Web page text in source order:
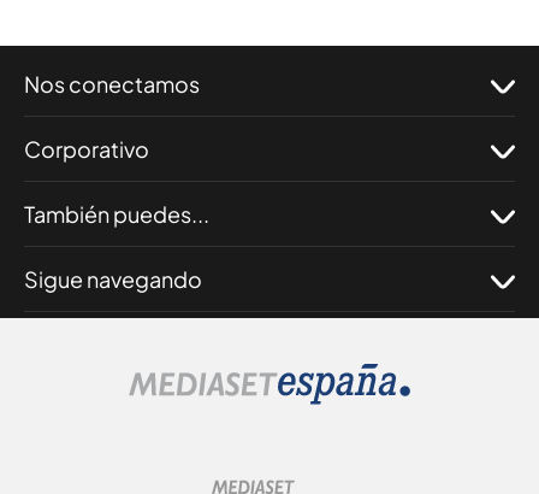
Nos conectamos
Corporativo
También puedes...
Sigue navegando